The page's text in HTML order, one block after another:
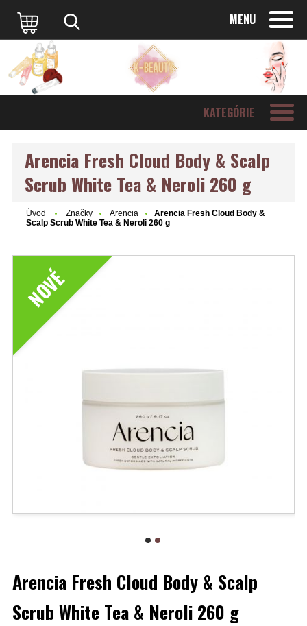
MENU
KATEGÓRIE
Arencia Fresh Cloud Body & Scalp
Scrub White Tea & Neroli 260 g
Úvod Značky Arencia
Arencia Fresh Cloud Body &
Scalp Scrub White Tea & Neroli 260 g
NOVÉ
Arencia Fresh Cloud Body & Scalp
Scrub White Tea & Neroli 260 g